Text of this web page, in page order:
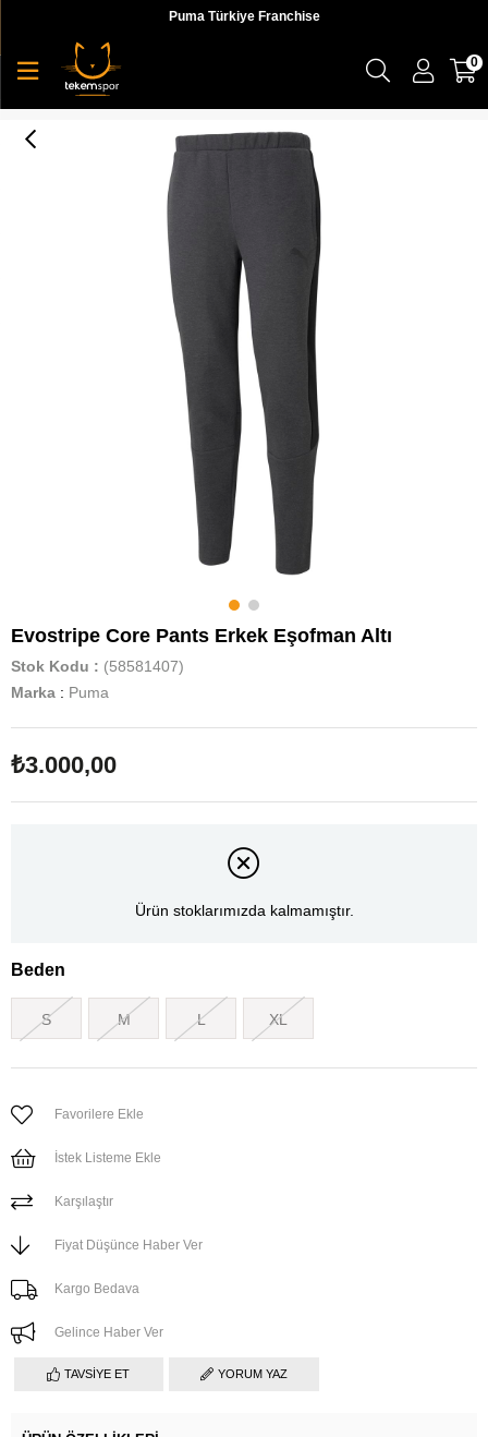
Puma Türkiye Franchise
0
Evostripe Core Pants Erkek Eşofman Altı
Stok Kodu
(58581407)
Marka : Puma
₺3.000,00
Ürün stoklarımızda kalmamıştır.
Beden
S M L XL
Favorilere Ekle
İstek Listeme Ekle
Karşılaştır
Fiyat Düşünce Haber Ver
Kargo Bedava
Gelince Haber Ver
TAVSIYE ET YORUM YAZ